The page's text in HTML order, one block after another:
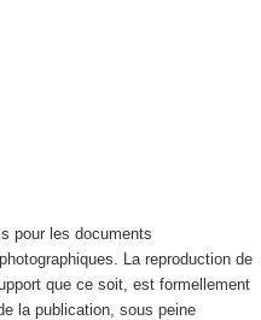
pour les documents
La reproduction de
que ce soit, est formellement
la publication, sous peine